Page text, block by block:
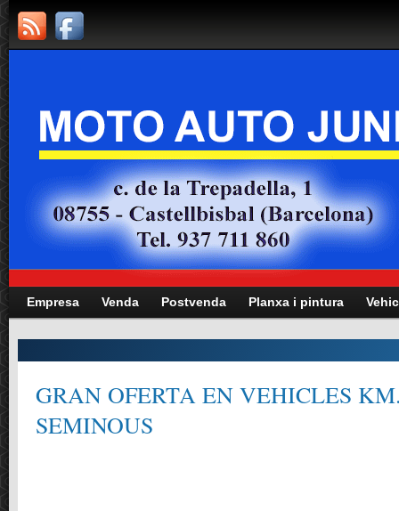
Empresa Venda Postvenda Planxa i pintura
GRAN OFERTA EN VEHICLES
SEMINOUS